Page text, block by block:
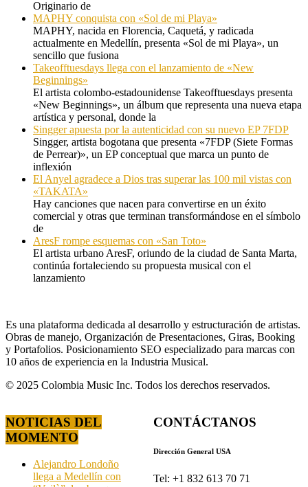
Originario de
MAPHY conquista con «Sol de mi Playa»
MAPHY, nacida en Florencia, Caquetá, y radicada
actualmente en Medellín, presenta «Sol de mi Playa», un
sencillo que fusiona
Takeofftuesdays llega con el lanzamiento de «New
Beginnings»
El artista colombo-estadounidense Takeofftuesdays presenta
«New Beginnings», un álbum que representa una nueva etapa
artística y personal, donde la
Singger apuesta por la autenticidad con su nuevo EP 7FDP
Singger, artista bogotana que presenta «7FDP (Siete Formas
de Perrear)», un EP conceptual que marca un punto de
inflexión
El Anyel agradece a Dios tras superar las 100 mil vistas con
«TAKATA»
Hay canciones que nacen para convertirse en un éxito
comercial y otras que terminan transformándose en el símbolo
de
AresF rompe esquemas con «San Toto»
El artista urbano AresF, oriundo de la ciudad de Santa Marta,
continúa fortaleciendo su propuesta musical con el
lanzamiento
Es una plataforma dedicada al desarrollo y estructuración de artistas.
Obras de manejo, Organización de Presentaciones, Giras, Booking
y Portafolios. Posicionamiento SEO especializado para marcas con
10 años de experiencia en la Industria Musical.
© 2025 Colombia Music Inc. Todos los derechos reservados.
NOTICIAS DEL
MOMENTO
Alejandro Londoño
llega a Medellín con
CONTÁCTANOS
Dirección General USA
Tel: +1 832 613 70 71